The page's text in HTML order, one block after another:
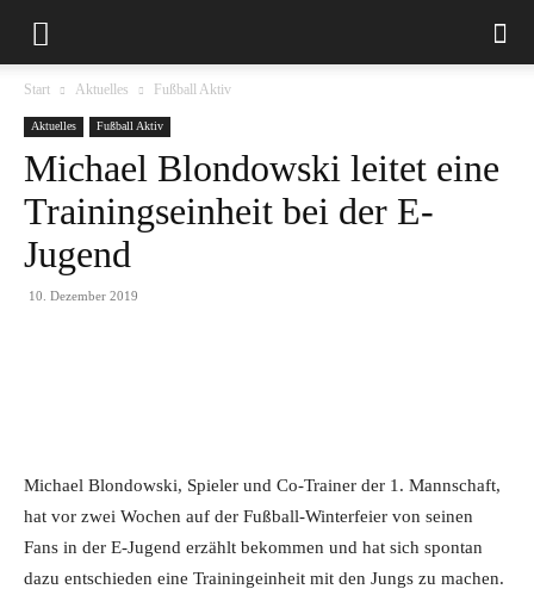
Start Aktuelles Fußball Aktiv
Aktuelles Fußball Aktiv
Michael Blondowski leitet eine
Trainingseinheit bei der E-
Jugend
10. Dezember 2019
Michael Blondowski, Spieler und Co-Trainer der 1. Mannschaft,
hat vor zwei Wochen auf der Fußball-Winterfeier von seinen
Fans in der E-Jugend erzählt bekommen und hat sich spontan
dazu entschieden eine Trainingeinheit mit den Jungs zu machen.